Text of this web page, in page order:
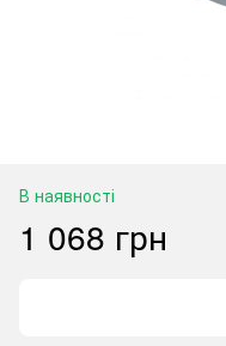
В наявності
1 068 грн